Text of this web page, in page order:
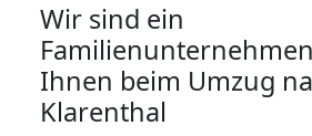
Wir sind ein
Ihnen beim Umzug
Klarenthal